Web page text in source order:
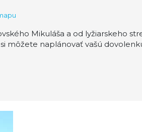
Mikuláša a od lyžiarskeho
môžete naplánovať vašú